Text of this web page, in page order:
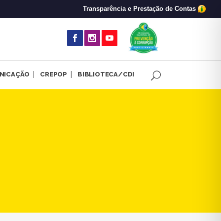
Transparência e Prestação de Contas
CREPOP BIBLIOTECA/CDI
CRP-MG